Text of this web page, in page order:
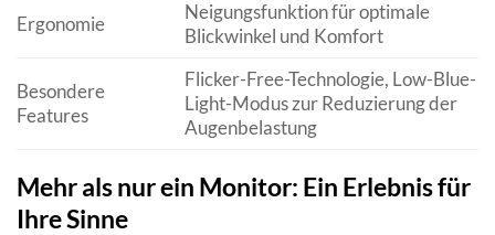
Ergonomie
Neigungsfunktion für optimale
Blickwinkel und Komfort
Besondere
Features
Flicker-Free-Technologie, Low-Blue-
Light-Modus zur Reduzierung der
Augenbelastung
Mehr als nur ein Monitor: Ein Erlebnis für
Ihre Sinne